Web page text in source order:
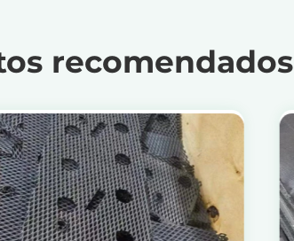
recomendados
Ver productos